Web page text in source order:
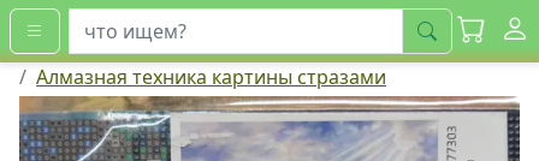
искать
Алмазная техника картины стразами